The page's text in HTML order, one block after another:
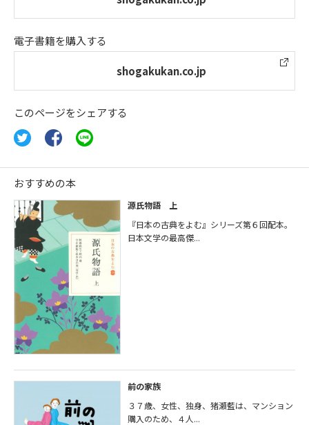
電子書籍を購入する
shogakukan.co.jp
このページをシェアする
おすすめの本
源氏物語 上
『日本の古典をよむ』シリーズ第６回配本。
日本文学の最高傑...
前の家族
３７歳、女性、独身、猪瀬藍は、マンション
購入のため、４人...